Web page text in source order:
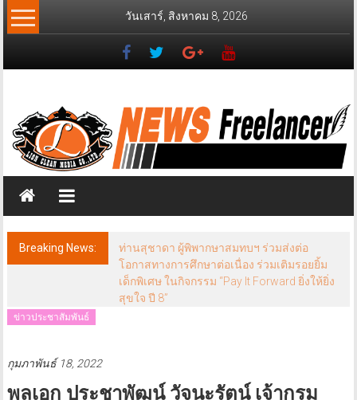
Skip
to
วันเสาร์, สิงหาคม 8, 2026
News
Freelancer
วส์
ฟรี
แลน
เซอร์
Breaking News:
ท่านสุชาดา ผู้พิพากษาสมทบฯ ร่วมส่งต่อ
โอกาสทางการศึกษาต่อเนื่อง ร่วมเติมรอยยิ้ม
เด็กพิเศษ ในกิจกรรม “Pay It Forward ยิ่งให้ยิ่ง
สุขใจ ปี 8”
ข่าวประชาสัมพันธ์
กุมภาพันธ์ 18, 2022
พลเอก ประชาพัฒน์ วัจนะรัตน์ เจ้ากรม